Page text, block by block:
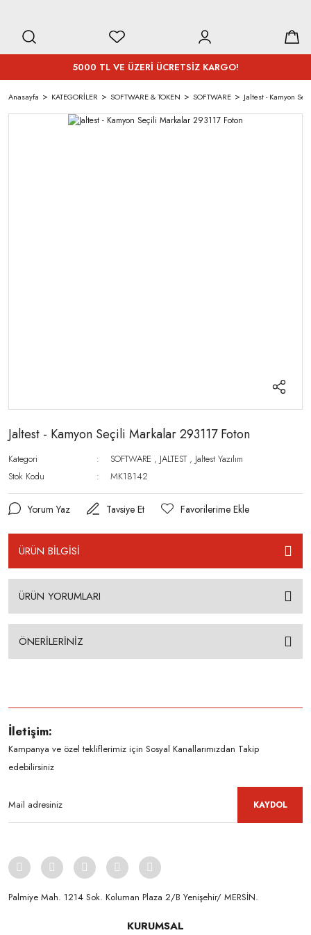
5000 TL VE ÜZERİ ÜCRETSİZ KARGO!
Anasayfa KATEGORİLER SOFTWARE & TOKEN SOFTWARE Jaltest - Kamyon
Jaltest - Kamyon Seçili Markalar 293117 Foton
Kategori SOFTWARE , JALTEST , Jaltest Yazılım
Stok Kodu
MK18142
Yorum Yaz Tavsiye Et
ÜRÜN BİLGİSİ
ÜRÜN YORUMLARI
ÖNERİLERİNİZ
İletişim:
Kampanya ve özel tekliflerimiz için Sosyal Kanallarımızdan Takip
edebilirsiniz
KAYDOL
Palmiye Mah. 1214 Sok. Koluman Plaza 2/B Yenişehir/ MERSİN.ㅤㅤㅤㅤㅤㅤㅤㅤㅤㅤㅤㅤㅤㅤㅤㅤㅤㅤㅤㅤㅤㅤㅤㅤㅤㅤㅤㅤㅤㅤㅤㅤㅤㅤㅤ ㅤㅤㅤㅤㅤㅤㅤㅤㅤㅤ
KURUMSAL